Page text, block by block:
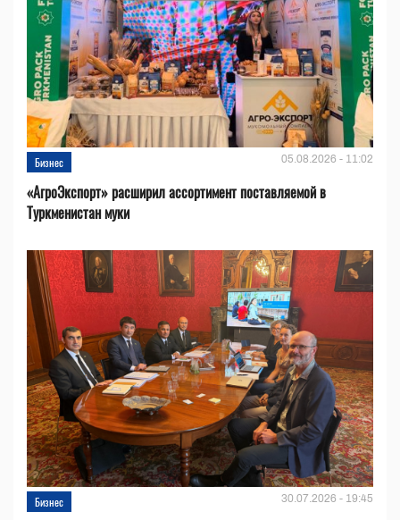
Бизнес 05.08.2026 - 11:02
«АгроЭкспорт» расширил ассортимент поставляемой в
Туркменистан муки
Бизнес 30.07.2026 - 19:45